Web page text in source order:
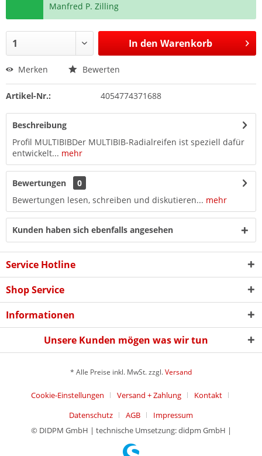
Manfred P. Zilling
In den Warenkorb
Merken Bewerten
Artikel-Nr.: 4054774371688
Beschreibung
Profil MULTIBIBDer MULTIBIB-Radialreifen ist speziell dafür
entwickelt... mehr
Bewertungen
0
Bewertungen lesen, schreiben und diskutieren... mehr
Kunden haben sich ebenfalls angesehen
Service Hotline
Shop Service
Informationen
Unsere Kunden mögen was wir tun
* Alle Preise inkl. MwSt. zzgl.Versand
Cookie-Einstellungen Versand + Zahlung
Kontakt
Datenschutz
AGB
Impressum
© DIDPM GmbH | technische Umsetzung: didpm GmbH |